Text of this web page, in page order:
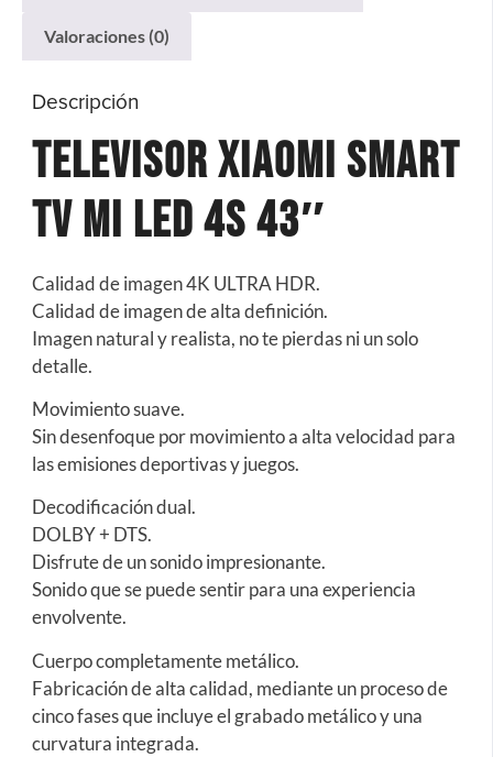
Valoraciones (0)
Descripción
Televisor Xiaomi Smart
Tv Mi Led 4S 43″
Calidad de imagen 4K ULTRA HDR.
Calidad de imagen de alta definición.
Imagen natural y realista, no te pierdas ni un solo
detalle.
Movimiento suave.
Sin desenfoque por movimiento a alta velocidad para
las emisiones deportivas y juegos.
Decodificación dual.
DOLBY + DTS.
Disfrute de un sonido impresionante.
Sonido que se puede sentir para una experiencia
envolvente.
Cuerpo completamente metálico.
Fabricación de alta calidad, mediante un proceso de
cinco fases que incluye el grabado metálico y una
curvatura integrada.